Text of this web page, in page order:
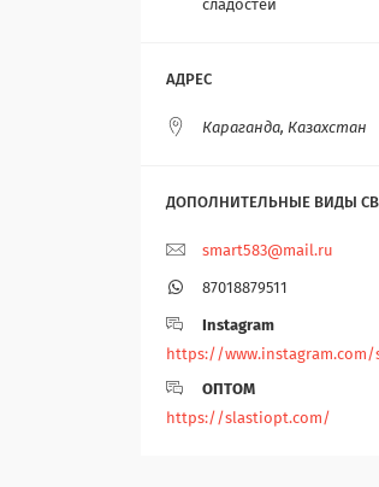
сладостей
Караганда, Казахстан
smart583@mail.ru
87018879511
Instagram
ОПТОМ
https://slastiopt.com/